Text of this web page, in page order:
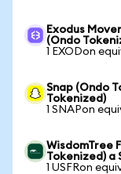
Exodus
(Ondo
1 EXODon
Snap (Ondo
Tokenized)
1 SNAPon
WisdomTree
Tokenized) a
1 USFRon